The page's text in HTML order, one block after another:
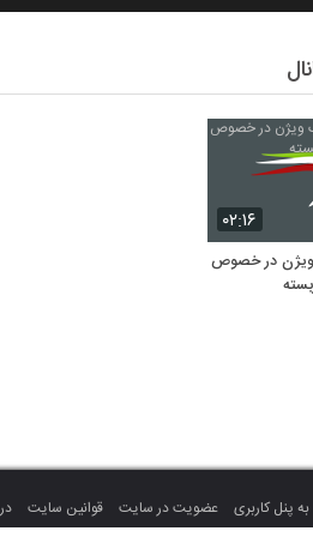
۰۲:۱۶
ویژن در خصوص
پنل کاربری عضویت در سایت قوانین سایت